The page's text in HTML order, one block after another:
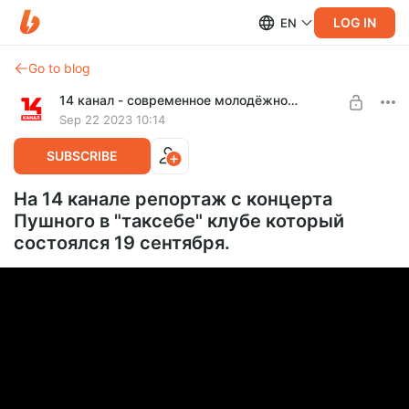
EN LOG IN
Go to blog
14 канал - современное молодёжное телевидение!
Sep 22 2023 10:14
SUBSCRIBE
На 14 канале репортаж с концерта
Пушного в "таксебе" клубе который
состоялся 19 сентября.